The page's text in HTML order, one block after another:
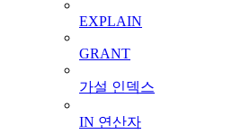
EXPLAIN
GRANT
가설 인덱스
IN 연산자